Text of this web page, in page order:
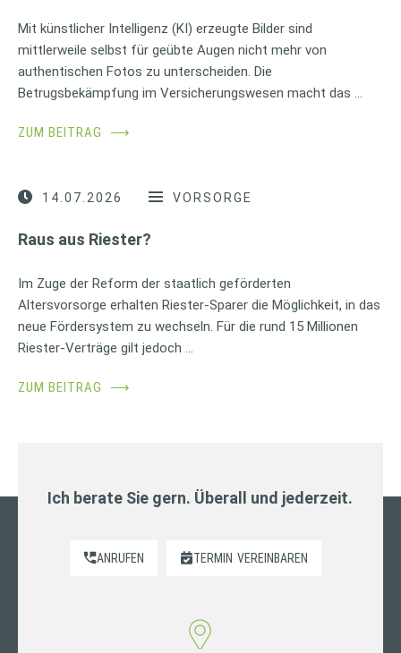
Mit künstlicher Intelligenz (KI) erzeugte Bilder sind
mittlerweile selbst für geübte Augen nicht mehr von
authentischen Fotos zu unterscheiden. Die
Betrugsbekämpfung im Versicherungswesen macht das …
ZUM BEITRAG ⟶
14.07.2026 VORSORGE
Raus aus Riester?
Im Zuge der Reform der staatlich geförderten
Altersvorsorge erhalten Riester-Sparer die Möglichkeit, in das
neue Fördersystem zu wechseln. Für die rund 15 Millionen
Riester-Verträge gilt jedoch …
ZUM BEITRAG ⟶
Ich berate Sie gern. Überall und jederzeit.
ANRUFEN TERMIN VEREINBAREN